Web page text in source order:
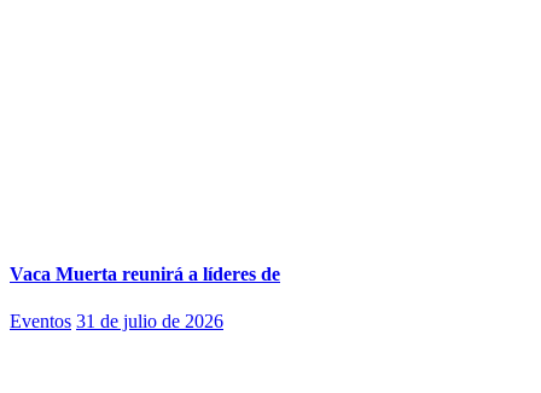
Vaca Muerta reunirá a líderes de
Eventos 31 de julio de 2026